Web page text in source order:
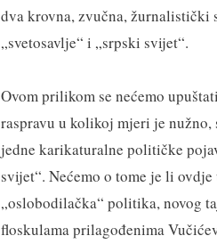
dva krovna, zvučna, žurnalistički
„svetosavlje“ i „srpski svijet“.
Ovom prilikom se nećemo
raspravu u kolikoj mjeri je
jedne karikaturalne političke
svijet“. Nećemo o tome je li
„oslobodilačka“ politika, novog
floskulama prilagođenima